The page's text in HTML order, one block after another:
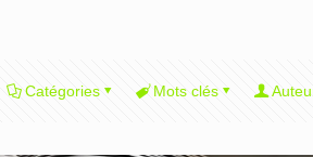
Catégories Mots clés